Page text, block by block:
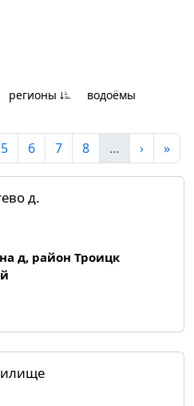
регионы
водоёмы
5 6 7 8 … › »
д.
д, район Троицк